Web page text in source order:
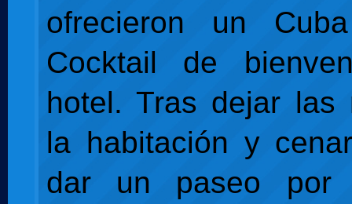
ofrecieron un
Cocktail de
hotel. Tras dejar las
la habitación y
dar un paseo por